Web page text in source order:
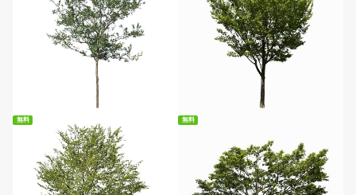
無料ダウンロード 無料ダウンロード
無料 無料